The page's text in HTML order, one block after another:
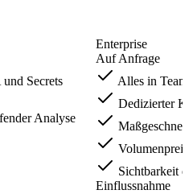
Secrets
Analyse
Enterprise
Auf Anfrage
Alles in
Dedizierter
Sichtbarkeit
Einflussnahme